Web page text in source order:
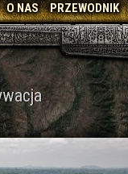
O NAS PRZEWODNIK